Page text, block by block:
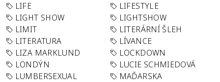
LIFE
LIFESTYLE
LIGHT SHOW
LIGHTSHOW
LIMIT
LITERÁRNÍ ŠLEH
LITERATURA
LÍVANCE
LIZA MARKLUND
LOCKDOWN
LONDÝN
LUCIE SCHMIEDOVÁ
LUMBERSEXUAL
MAĎARSKA